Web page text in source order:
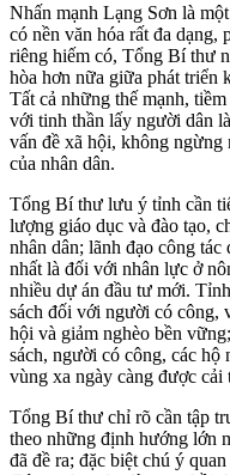
Nhấn mạnh Lạng Sơn là
có nền văn hóa rất đa
riêng hiếm có, Tổng Bí thư
hòa hơn nữa giữa phát triển
Tất cả những thế mạnh,
với tinh thần lấy người dân
vấn đề xã hội, không ngừng
của nhân dân.
Tổng Bí thư lưu ý tỉnh cần
lượng giáo dục và đào tạo,
nhân dân; lãnh đạo công
nhất là đối với nhân lực ở
nhiều dự án đầu tư mới.
sách đối với người có công,
hội và giảm nghèo bền
sách, người có công, các hộ
vùng xa ngày càng được cải
Tổng Bí thư chỉ rõ cần tập
theo những định hướng
đã đề ra; đặc biệt chú ý